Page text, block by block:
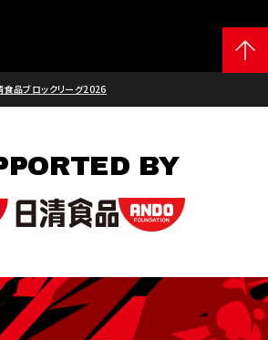
品ブロックリーグ2026
BY